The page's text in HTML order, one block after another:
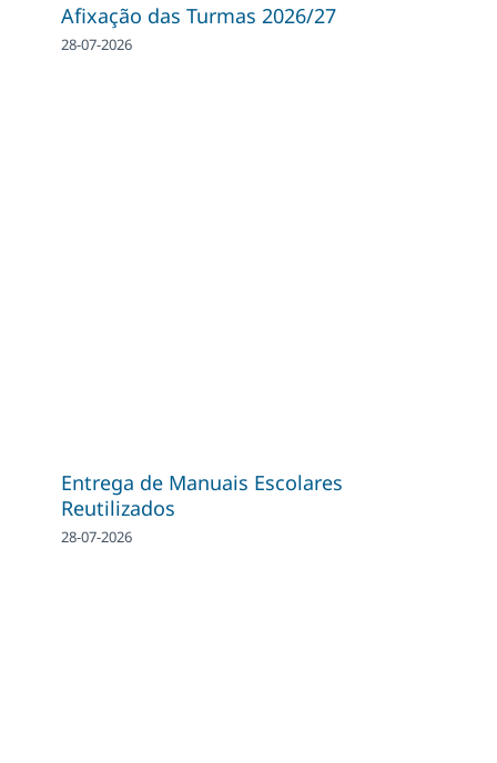
Afixação das Turmas 2026/27
28-07-2026
Entrega de Manuais Escolares
Reutilizados
28-07-2026